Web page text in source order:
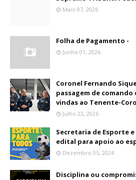
Maio 07, 2026
Folha de Pagamento -
Junho 01, 2026
Coronel Fernando
passagem de comando
vindas ao Tenente-
Julho 23, 2026
Secretaria de Esporte e
edital para apoio ao
Dezembro 05, 2024
Disciplina ou